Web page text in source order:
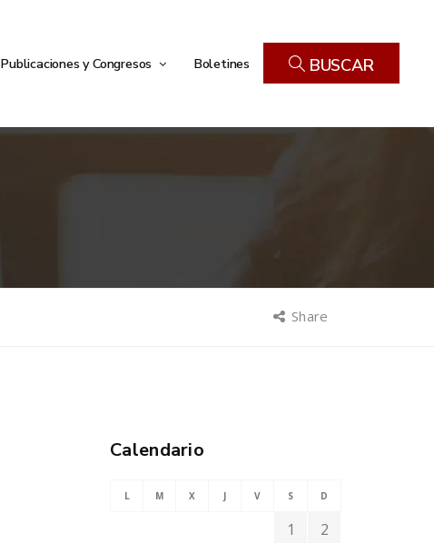
Publicaciones y Congresos Boletines BUSCAR
Share
Calendario
L M X J V S D
1
2